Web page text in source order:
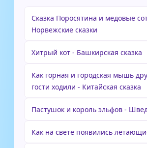
Сказка Поросятина и медовые
Норвежские сказки
Хитрый кот - Башкирская сказка
Как горная и городская мышь
гости ходили - Китайская сказка
Пастушок и король эльфов -
Как на свете появились